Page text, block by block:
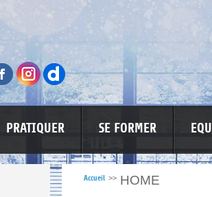
PRATIQUER SE FORMER
Accueil >> HOME